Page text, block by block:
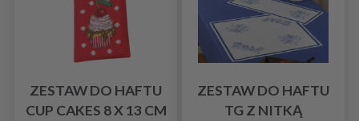
ZESTAW DO HAFTU
CUP CAKES 8 X 13 CM
ZESTAW DO HAFTU
TG Z NITKĄ